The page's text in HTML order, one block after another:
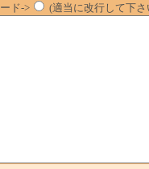
ド-> (適当に改行して下